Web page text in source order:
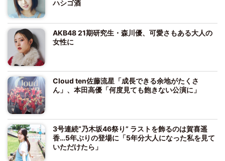
ハシゴ酒
AKB48 21期研究生・森川優、可愛さもある大人の
女性に
Cloud ten佐藤流星「成長できる余地がたくさ
ん」、本田高優「何度見ても飽きない公演に」
3号連続“乃木坂46祭り” ラストを飾るのは賀喜遥
香…5年ぶりの登場に「5年分大人になった私を見て
いただけたら」